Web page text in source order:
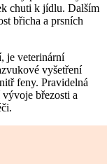
chuti k jídlu. Dalším
břicha a prsních
je veterinární
vyšetření
feny. Pravidelná
březosti a